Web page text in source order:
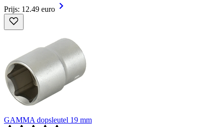
Prijs: 12.49 euro
GAMMA dopsleutel 19 mm